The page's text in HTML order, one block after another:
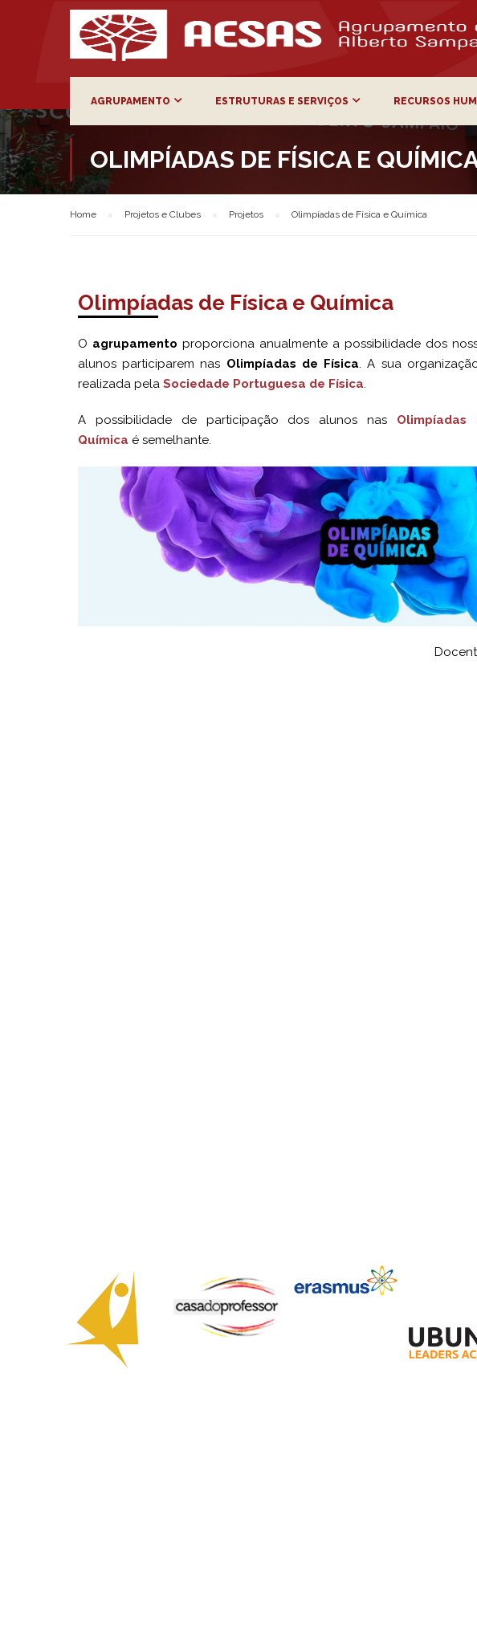
AGRUPAMENTO ESTRUTURAS E SERVIÇOS RECURSOS
OLIMPÍADAS DE FÍSICA E
Home Projetos e Clubes Projetos Olimpíadas de Física e Química
Olimpíadas de Física e Química
O agrupamento proporciona anualmente a possibilidade dos
alunos participarem nas Olimpíadas de Física. A sua
realizada pela Sociedade Portuguesa de Física.
A possibilidade de participação dos alunos nas Olimpíadas
Química é semelhante.